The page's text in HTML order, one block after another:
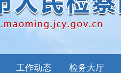
工作动态 检务大厅